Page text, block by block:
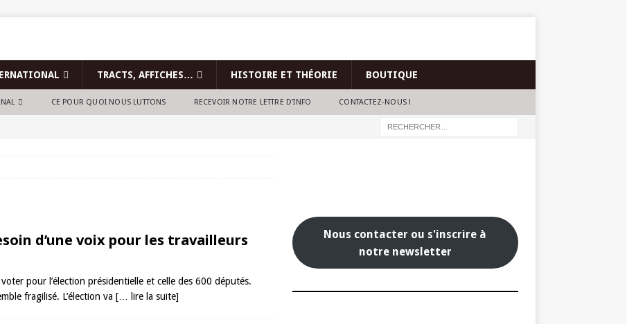
TRACTS, AFFICHES… HISTOIRE ET THÉORIE BOUTIQUE
CE POUR QUOI NOUS LUTTONS RECEVOIR NOTRE LETTRE D’INFO CONTACTEZ-NOUS !
d’une voix pour les travailleurs
pour l’élection présidentielle et celle des 600 députés.
fragilisé. L’élection va [… lire la suite]
Nous contacter ou s'inscrire à
notre newsletter